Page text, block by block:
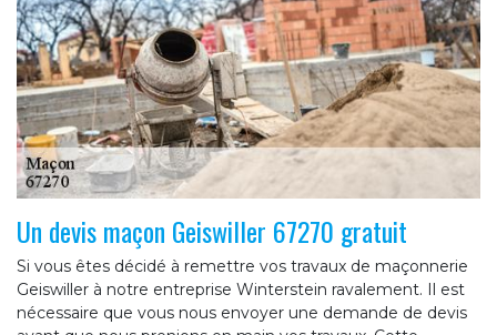
Un devis maçon Geiswiller 67270 gratuit
Si vous êtes décidé à remettre vos travaux de maçonnerie
Geiswiller à notre entreprise Winterstein ravalement. Il est
nécessaire que vous nous envoyer une demande de devis